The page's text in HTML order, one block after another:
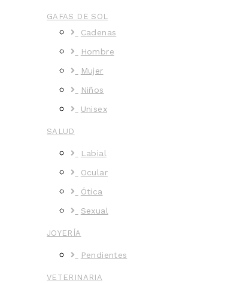
GAFAS DE SOL
Cadenas
Hombre
Mujer
Niños
Unisex
SALUD
Labial
Ocular
Ótica
Sexual
JOYERÍA
Pendientes
VETERINARIA